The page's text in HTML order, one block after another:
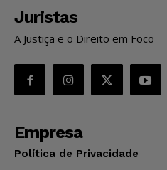
Juristas
A Justiça e o Direito em Foco
Empresa
Política de Privacidade